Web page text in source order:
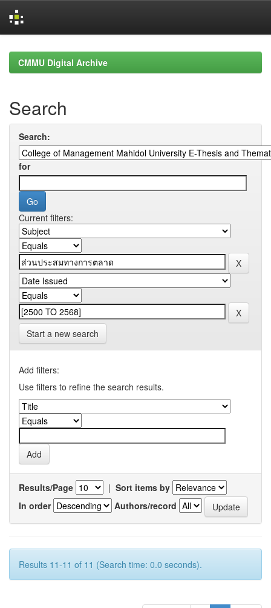
navigationCMMU Digital Archive
Search
Search:
for
Current filters:
Start a new search
Add filters:
Use filters to refine the search results.
Results/Page | Sort items by
In order
Authors/record
Results 11-11 of 11 (Search time: 0.0 seconds).